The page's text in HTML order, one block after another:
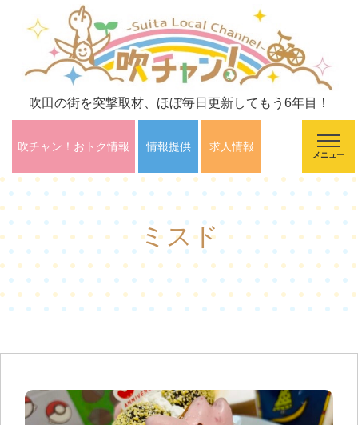
吹田の街を突撃取材、ほぼ毎日更新してもう6年目！
吹チャン！おトク情報 情報提供 求人情報
メニュー
ミスド